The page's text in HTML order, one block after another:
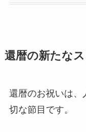
還暦の新たな
還暦のお祝いは、
切な節目です。